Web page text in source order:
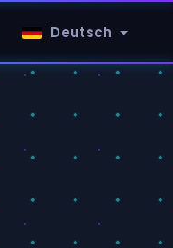
Deutsch